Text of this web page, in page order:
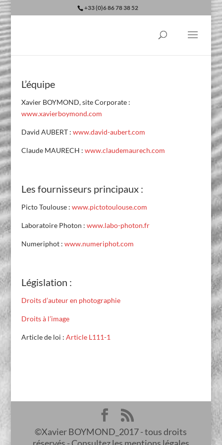
+33 (0)6 86 78 38 52
L’équipe
Xavier BOYMOND, site Corporate :
www.xavierboymond.com
David AUBERT : www.david-aubert.com
Claude MAURECH : www.claudemaurech.com
Les fournisseurs principaux :
Picto Toulouse : www.pictotoulouse.com
Laboratoire Photon : www.labo-photon.fr
Numeriphot : www.numeriphot.com
Législation :
Droits d’auteur en photographie
Droits à l’image
Article de loi : Article L111-1
©Xavier BOYMOND_2017 - tous droits